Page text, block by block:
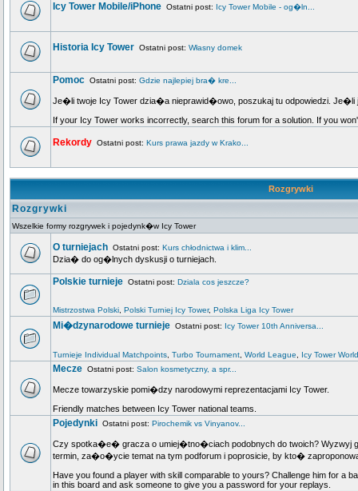
Icy Tower Mobile/iPhone Ostatni post: Icy Tower Mobile - og�ln...
Historia Icy Tower Ostatni post: Własny domek
Pomoc Ostatni post: Gdzie najlepiej bra� kre...
Je�li twoje Icy Tower dzia�a nieprawid�owo, poszukaj tu odpowiedzi.
If your Icy Tower works incorrectly, search this forum for a solution. If you
Rekordy Ostatni post: Kurs prawa jazdy w Krako...
Rozgrywki
Rozgrywki
Wszelkie formy rozgrywek i pojedynk�w Icy Tower
O turniejach Ostatni post: Kurs chłodnictwa i klim...
Dzia� do og�lnych dyskusji o turniejach.
Polskie turnieje Ostatni post: Dziala cos jeszcze?
Mistrzostwa Polski Polski Turniej Icy Tower, Polska Liga Icy Tower
Mi�dzynarodowe turnieje Ostatni post: Icy Tower 10th Anniversa...
Turnieje Individual Matchpoints Turbo Tournament World League Icy Tower
Mecze Ostatni post: Salon kosmetyczny, a spr...
Mecze towarzyskie pomi�dzy narodowymi reprezentacjami Icy Tower.
Friendly matches between Icy Tower national teams.
Pojedynki Ostatni post: Pirochemik vs Vinyanov...
Czy spotka�e� gracza o umiej�tno�ciach podobnych do twoich? Wyzwyj
termin, za�o�ycie temat na tym podforum i poprosicie, by kto�
Have you found a player with skill comparable to yours? Challenge him for a
in this board and ask someone to give you a password for your replays.